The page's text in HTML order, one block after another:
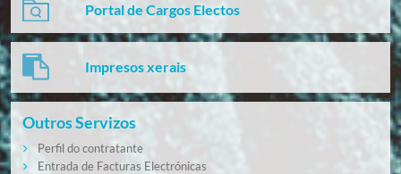
Portal de Cargos Electos
Impresos xerais
Outros Servizos
Perfil do contratante
Entrada de Facturas Electrónicas